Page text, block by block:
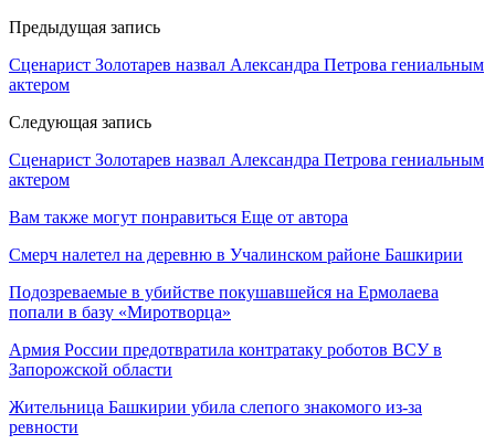
Предыдущая запись
Сценарист Золотарев назвал Александра Петрова гениальным
актером
Следующая запись
Сценарист Золотарев назвал Александра Петрова гениальным
актером
Вам также могут понравиться Еще от автора
Смерч налетел на деревню в Учалинском районе Башкирии
Подозреваемые в убийстве покушавшейся на Ермолаева
попали в базу «Миротворца»
Армия России предотвратила контратаку роботов ВСУ в
Запорожской области
Жительница Башкирии убила слепого знакомого из-за
ревности